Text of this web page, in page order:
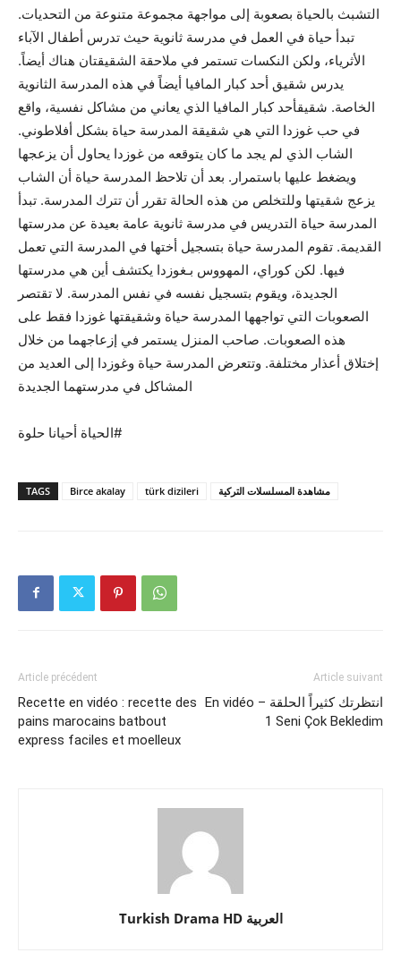
التشبث بالحياة بصعوبة إلى مواجهة مجموعة متنوعة من التحديات.
تبدأ حياة في العمل في مدرسة ثانوية حيث تدرس أطفال الآباء
الأثرياء، ولكن النكسات تستمر في ملاحقة الشقيقتان هناك أيضاً.
يدرس شقيق أحد كبار المافيا أيضاً في هذه المدرسة الثانوية
الخاصة. شقيقأحد كبار المافيا الذي يعاني من مشاكل نفسية، واقع
في حب غوزدا التي هي شقيقة المدرسة حياة بشكل أفلاطوني.
الشاب الذي لم يجد ما كان يتوقعه من غوزدا يحاول أن يزعجها
ويضغط عليها باستمرار. بعد أن تلاحظ المدرسة حياة أن الشاب
يزعج شقيتها وللتخلص من هذه الحالة تقرر أن تترك المدرسة. تبدأ
المدرسة حياة التدريس في مدرسة ثانوية عامة بعيدة عن مدرستها
القديمة. تقوم المدرسة حياة بتسجيل أختها في المدرسة التي تعمل
فيها. لكن كوراي، المهووس بـغوزدا يكتشف أين هي مدرستها
الجديدة، ويقوم بتسجيل نفسه في نفس المدرسة. لا تقتصر
الصعوبات التي تواجهها المدرسة حياة وشقيقتها غوزدا فقط على
هذه الصعوبات. صاحب المنزل يستمر في إزعاجهما من خلال
إختلاق أعذار مختلفة. وتتعرض المدرسة حياة وغوزدا إلى العديد من
المشاكل في مدرستهما الجديدة
الحياة أحيانا حلوة#
TAGS Birce akalay türk dizileri مشاهدة المسلسلات التركية
Article précédent
Recette en vidéo : recette des
pains marocains batbout
express faciles et moelleux
Article suivant
En vidéo – انتظرتك كثيراً الحلقة
1 Seni Çok Bekledim
Turkish Drama HD العربية